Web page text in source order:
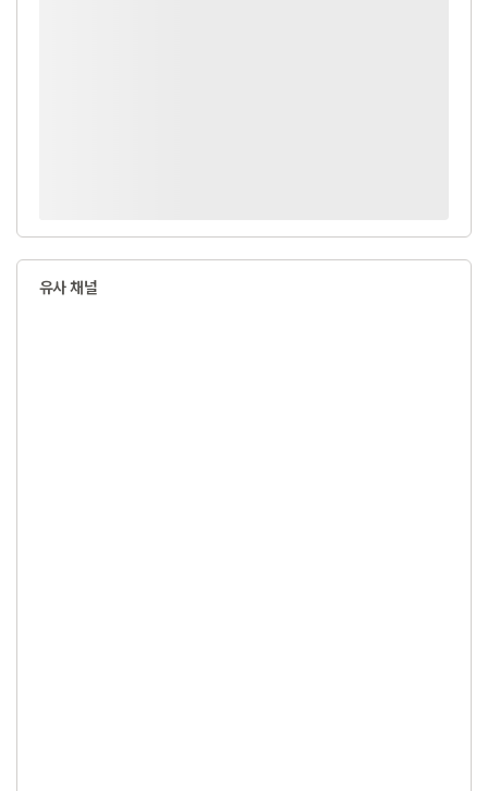
유사 채널